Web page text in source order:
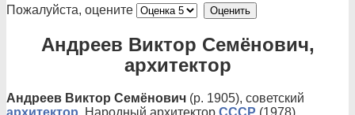
Пожалуйста, оцените
Андреев Виктор Семёнович,
архитектор
Андреев Виктор Семёнович (р. 1905), советский
архитектор . Народный архитектор СССР (1978).